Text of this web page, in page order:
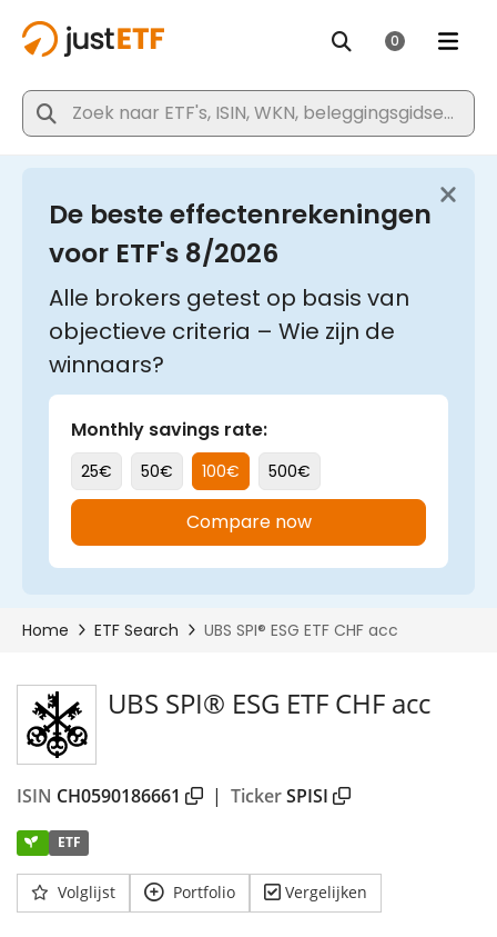
UBS SPI® ESG ETF CHF acc
ISIN CH0590186661 | TickerSPISI
ETF
Volglijst Portfolio Vergelijken